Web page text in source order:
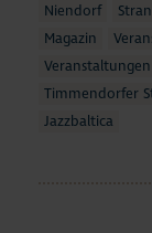
Niendorf
Magazin
Timmendorfer
Jazzbaltica